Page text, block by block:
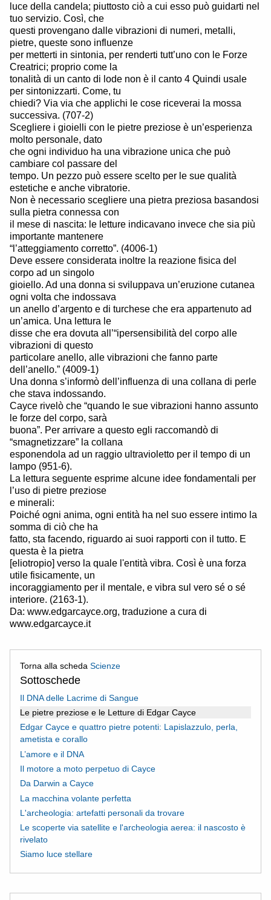
luce della candela; piuttosto ciò a cui esso può guidarti nel
tuo servizio. Così, che
questi provengano dalle vibrazioni di numeri, metalli,
pietre, queste sono influenze
per metterti in sintonia, per renderti tutt’uno con le Forze
Creatrici; proprio come la
tonalità di un canto di lode non è il canto 4 Quindi usale
per sintonizzarti. Come, tu
chiedi? Via via che applichi le cose riceverai la mossa
successiva. (707-2)
Scegliere i gioielli con le pietre preziose è un’esperienza
molto personale, dato
che ogni individuo ha una vibrazione unica che può
cambiare col passare del
tempo. Un pezzo può essere scelto per le sue qualità
estetiche e anche vibratorie.
Non è necessario scegliere una pietra preziosa basandosi
sulla pietra connessa con
il mese di nascita: le letture indicavano invece che sia più
importante mantenere
“l’atteggiamento corretto”. (4006-1)
Deve essere considerata inoltre la reazione fisica del
corpo ad un singolo
gioiello. Ad una donna si sviluppava un’eruzione cutanea
ogni volta che indossava
un anello d’argento e di turchese che era appartenuto ad
un’amica. Una lettura le
disse che era dovuta all’“ipersensibilità del corpo alle
vibrazioni di questo
particolare anello, alle vibrazioni che fanno parte
dell’anello.” (4009-1)
Una donna s’informò dell’influenza di una collana di perle
che stava indossando.
Cayce rivelò che “quando le sue vibrazioni hanno assunto
le forze del corpo, sarà
buona”. Per arrivare a questo egli raccomandò di
“smagnetizzare” la collana
esponendola ad un raggio ultravioletto per il tempo di un
lampo (951-6).
La lettura seguente esprime alcune idee fondamentali per
l’uso di pietre preziose
e minerali:
Poiché ogni anima, ogni entità ha nel suo essere intimo la
somma di ciò che ha
fatto, sta facendo, riguardo ai suoi rapporti con il tutto. E
questa è la pietra
[eliotropio] verso la quale l'entità vibra. Così è una forza
utile fisicamente, un
incoraggiamento per il mentale, e vibra sul vero sé o sé
interiore. (2163-1).
Da: www.edgarcayce.org, traduzione a cura di
www.edgarcayce.it
Torna alla scheda Scienze
Sottoschede
Il DNA delle Lacrime di Sangue
Le pietre preziose e le Letture di Edgar Cayce
Edgar Cayce e quattro pietre potenti: Lapislazzulo, perla,
ametista e corallo
L’amore e il DNA
Il motore a moto perpetuo di Cayce
Da Darwin a Cayce
La macchina volante perfetta
L'archeologia: artefatti personali da trovare
Le scoperte via satellite e l'archeologia aerea: il nascosto è
rivelato
Siamo luce stellare